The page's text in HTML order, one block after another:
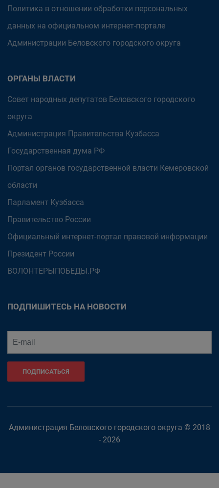
Политика в отношении обработки персональных
данных на официальном интернет-портале
Администрации Беловского городского округа
ОРГАНЫ ВЛАСТИ
Совет народных депутатов Беловского городского
округа
Администрация Правительства Кузбасса
Государственная дума РФ
Портал органов государственной власти Кемеровской
области
Парламент Кузбасса
Правительство России
Официальный интернет-портал правовой информации
Президент России
ВОЛОНТЕРЫПОБЕДЫ.РФ
ПОДПИШИТЕСЬ НА НОВОСТИ
ПОДПИСАТЬСЯ
Администрация Беловского городского округа © 2018
- 2026